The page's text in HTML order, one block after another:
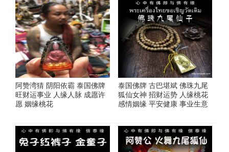
阿赞湾猜 阴阳依霸 泰国佛牌
旺财运事业 人缘人脉 成愿许
愿 姻缘桃花
泰国佛牌 古巴堪斌 佛珠九尾
狐仙女神 招财运势 人缘桃花
感情姻缘 平安健康 事业生意